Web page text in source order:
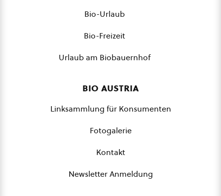
Bio-Urlaub
Bio-Freizeit
Urlaub am Biobauernhof
bio austria
Linksammlung für Konsumenten
Fotogalerie
Kontakt
Newsletter Anmeldung